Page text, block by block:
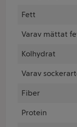
Fett
Varav mättat
Kolhydrat
Varav
Fiber
Protein